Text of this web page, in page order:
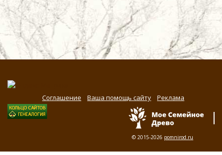
Соглашение Ваша помощь сайту Реклама
© 2015-2026 pomnirod.ru